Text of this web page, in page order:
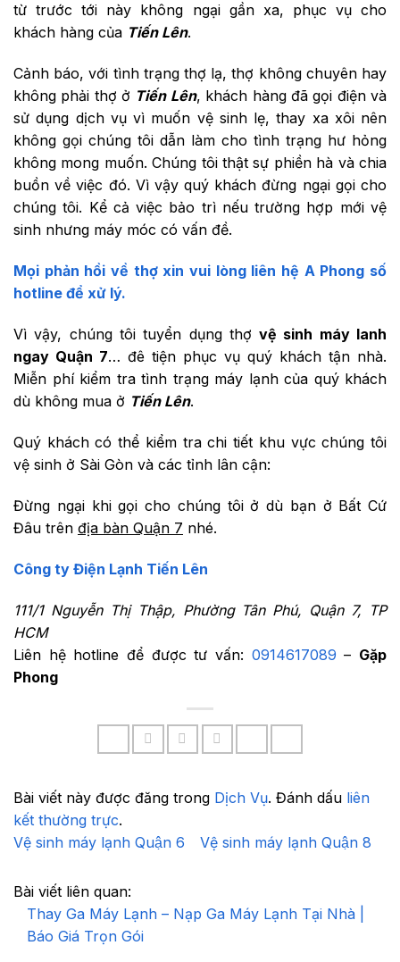
từ trước tới này không ngại gần xa, phục vụ cho
khách hàng của Tiến Lên.
Cảnh báo, với tình trạng thợ lạ, thợ không chuyên hay
không phải thợ ở Tiến Lên, khách hàng đã gọi điện và
sử dụng dịch vụ vì muốn vệ sinh lẹ, thay xa xôi nên
không gọi chúng tôi dẫn làm cho tình trạng hư hỏng
không mong muốn. Chúng tôi thật sự phiền hà và chia
buồn về việc đó. Vì vậy quý khách đừng ngại gọi cho
chúng tôi. Kể cả việc bảo trì nếu trường hợp mới vệ
sinh nhưng máy móc có vấn đề.
Mọi phản hồi về thợ xin vui lòng liên hệ A Phong số
hotline để xử lý.
Vì vậy, chúng tôi tuyển dụng thợvệ sinh máy lanh
ngay Quận 7… đê tiện phục vụ quý khách tận nhà.
Miễn phí kiểm tra tình trạng máy lạnh của quý khách
dù không mua ở Tiến Lên.
Quý khách có thể kiểm tra chi tiết khu vực chúng tôi
vệ sinh ở Sài Gòn và các tỉnh lân cận:
Đừng ngại khi gọi cho chúng tôi ở dù bạn ở Bất Cứ
Đâu trên địa bàn Quận 7 nhé.
Công ty Điện Lạnh Tiến Lên
111/1 Nguyễn Thị Thập, Phường Tân Phú, Quận 7, TP
HCM
Liên hệ hotline để được tư vấn: 0914617089 – Gặp
Phong
Bài viết này được đăng trong Dịch Vụ. Đánh dấu liên
kết thường trực.
Vệ sinh máy lạnh Quận 6
Vệ sinh máy lạnh Quận 8
Bài viết liên quan:
Thay Ga Máy Lạnh – Nạp Ga Máy Lạnh Tại Nhà |
Báo Giá Trọn Gói